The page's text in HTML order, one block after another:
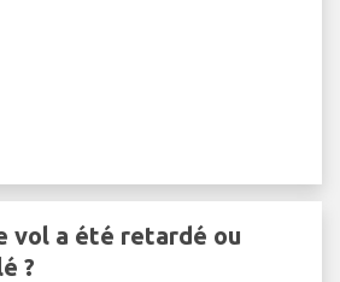
vol a été retardé ou
?